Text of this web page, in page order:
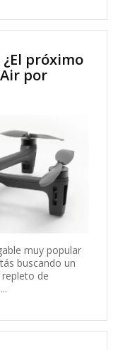
próximo
por
muy popular
buscando un
de